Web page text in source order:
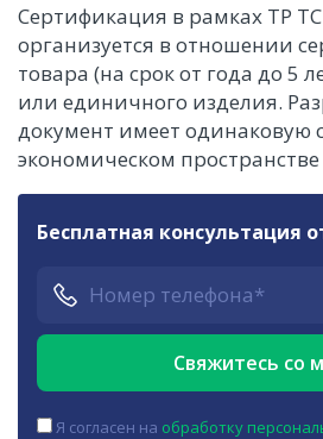
Сертификация в рамках ТР
организуется в отношении
товара (на срок от года до 5
или единичного изделия.
документ имеет одинаковую
экономическом
Бесплатная консультация
Я согласен на обработку